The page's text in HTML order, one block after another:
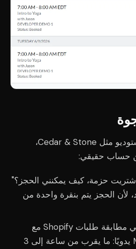
هذه نماذج توضيحية لاستوديو مثل Cedar & Stone،
حساب حقيقي:
حزمة، كيف يمكنني الحجز؟"
الحجز يتم بنقرة واحدة من
الوقت المستغرق في مطابقة طلبات Shopify مع
حسابات Mindbody يدويًا: ما يقرب من ساعة إلى 3